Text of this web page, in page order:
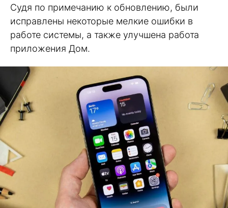
Судя по примечанию к обновлению, были
исправлены некоторые мелкие ошибки в
работе системы, а также улучшена работа
приложения Дом.